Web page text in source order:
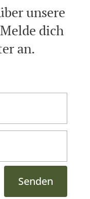
unsere
dich
an.
Senden